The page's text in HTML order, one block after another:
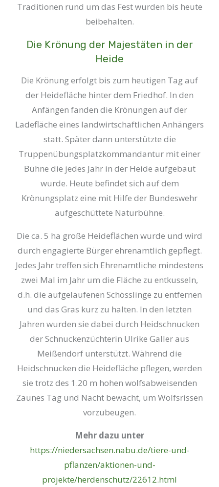
Traditionen rund um das Fest wurden bis heute
beibehalten.
Die Krönung der Majestäten in der
Heide
Die Krönung erfolgt bis zum heutigen Tag auf
der Heidefläche hinter dem Friedhof. In den
Anfängen fanden die Krönungen auf der
Ladefläche eines landwirtschaftlichen Anhängers
statt. Später dann unterstützte die
Truppenübungsplatzkommandantur mit einer
Bühne die jedes Jahr in der Heide aufgebaut
wurde. Heute befindet sich auf dem
Krönungsplatz eine mit Hilfe der Bundeswehr
aufgeschüttete Naturbühne.
Die ca. 5 ha große Heideflächen wurde und wird
durch engagierte Bürger ehrenamtlich gepflegt.
Jedes Jahr treffen sich Ehrenamtliche mindestens
zwei Mal im Jahr um die Fläche zu entkusseln,
d.h. die aufgelaufenen Schösslinge zu entfernen
und das Gras kurz zu halten. In den letzten
Jahren wurden sie dabei durch Heidschnucken
der Schnuckenzüchterin Ulrike Galler aus
Meißendorf unterstützt. Während die
Heidschnucken die Heidefläche pflegen, werden
sie trotz des 1.20 m hohen wolfsabweisenden
Zaunes Tag und Nacht bewacht, um Wolfsrissen
vorzubeugen.
Mehr dazu unter
https://niedersachsen.nabu.de/tiere-und-
pflanzen/aktionen-und-
projekte/herdenschutz/22612.html